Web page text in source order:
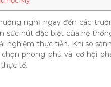
nghĩ ngay đến các
sức hút đặc biệt của hệ
nghiệm thực tiễn. Khi so
phong phú và cơ hội
tế.